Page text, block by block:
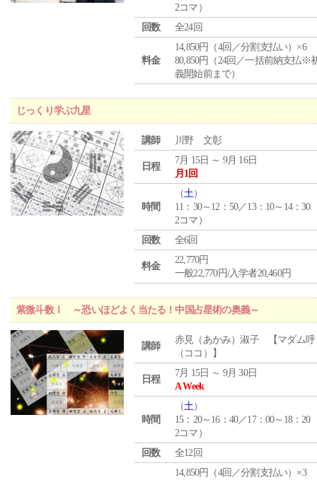
2コマ）
回数
全24回
料金
14,850円（4回／分割支払い）×6
80,850円（24回／一括前納支払※
義開始前まで）
じっくり学ぶ九星
講師 川野 文彰
日程
7月 15日 ～ 9月 16日
月1回
時間
（土）
11：30～12：50／13：10～14：30
2コマ）
回数
全6回
料金
22,770円
一般22,770円/入学者20,460円
紫微斗数Ⅰ ～恐いほどよく当たる！中国占星術の奥義～
講師
赤見（あかみ）淑子 【マダム呼
（ココ）】
日程
7月 15日 ～ 9月 30日
A Week
時間
（土）
15：20～16：40／17：00～18：20
2コマ）
回数
全12回
14,850円（4回／分割支払い）×3